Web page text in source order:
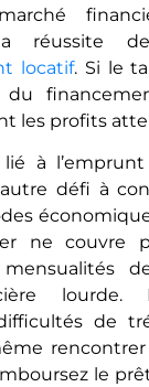
réussite
locatif. Si le
les profits
lié à
défi à
ne couvre
mensualités
lourde.
de
le